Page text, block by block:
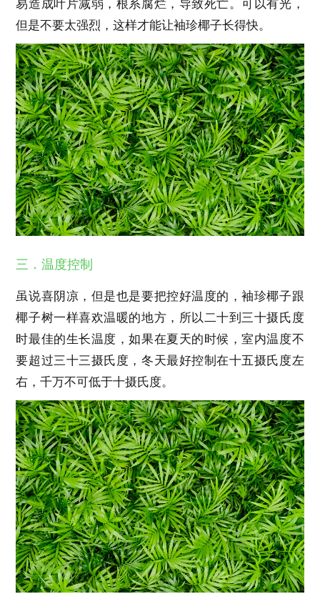
易造成叶片减弱，根系腐烂，导致死亡。可以有光，
但是不要太强烈，这样才能让袖珍椰子长得快。
三．温度控制
虽说喜阴凉，但是也是要把控好温度的，袖珍椰子跟
椰子树一样喜欢温暖的地方，所以二十到三十摄氏度
时最佳的生长温度，如果在夏天的时候，室内温度不
要超过三十三摄氏度，冬天最好控制在十五摄氏度左
右，千万不可低于十摄氏度。